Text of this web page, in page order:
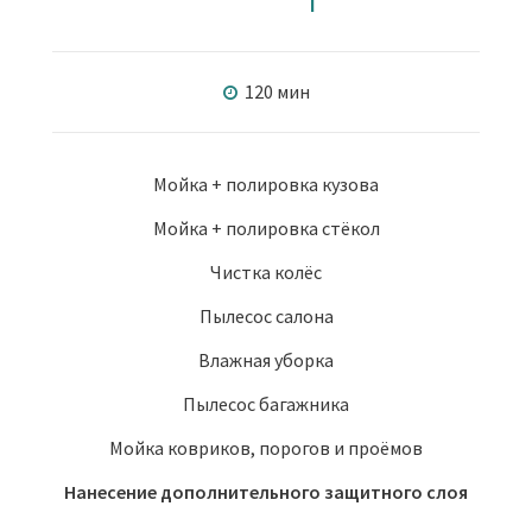
120 мин
Мойка + полировка кузова
Мойка + полировка стёкол
Чистка колёс
Пылесос салона
Влажная уборка
Пылесос багажника
Мойка ковриков, порогов и проёмов
Нанесение дополнительного защитного слоя